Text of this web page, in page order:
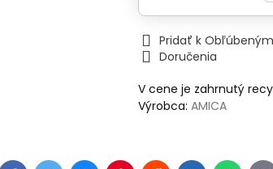
Pridať k Obľúbeným
Doručenia
V cene je zahrnutý
Výrobca:AMICA